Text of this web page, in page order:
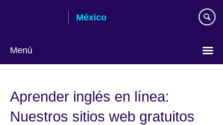
México
Menú
language
Aprender inglés en línea:
Nuestros sitios web gratuitos